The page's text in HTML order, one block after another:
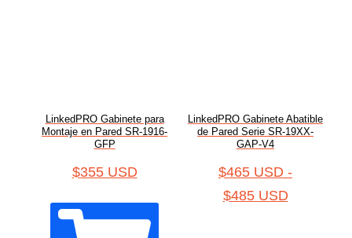
LinkedPRO Gabinete para
Montaje en Pared SR-1916-
GFP
$355 USD
LinkedPRO Gabinete Abatible
de Pared Serie SR-19XX-
GAP-V4
$465 USD -
$485 USD